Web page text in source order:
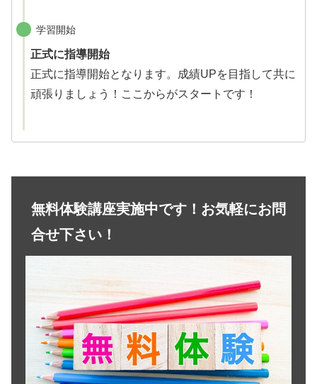
学習開始
正式に指導開始
正式に指導開始となります。成績UPを目指して共に
頑張りましょう！ここからがスタートです！
無料体験講座実施中です！お気軽にお問
合せ下さい！